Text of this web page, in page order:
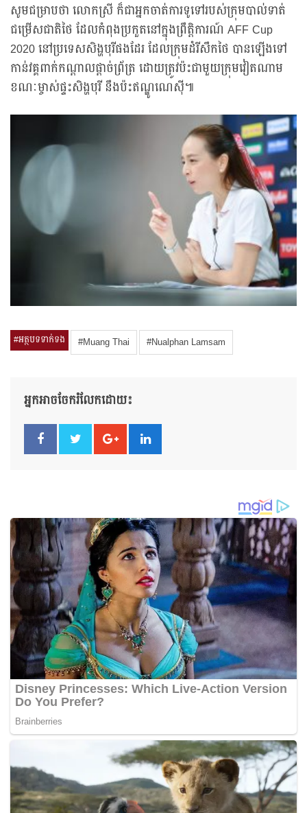
សូមជម្រាបថា លោកស្រី ក៏ជាអ្នកចាត់ការទូទៅរបស់ក្រុមបាល់ទាត់
ជម្រើសជាតិថៃ ដែលកំពុងប្រកួតនៅក្នុងព្រឹត្តិការណ៍ AFF Cup
2020 នៅប្រទេសសិង្ហបុរីផងដែរ ដែលក្រុមដំរីសឹកថៃ បានឡើងទៅ
កាន់វគ្គពាក់កណ្ដាលផ្ដាច់ព្រ័ត្រ ដោយត្រូវប៉ះជាមួយក្រុមវៀតណាម
ខណៈម្ចាស់ផ្ទះសិង្ហបុរី នឹងប៉ះឥណ្ឌូណេស៊ី៕
#អត្ថបទទាក់ទង #Muang Thai #Nualphan Lamsam
អ្នកអាចចែករំលែកដោយ៖